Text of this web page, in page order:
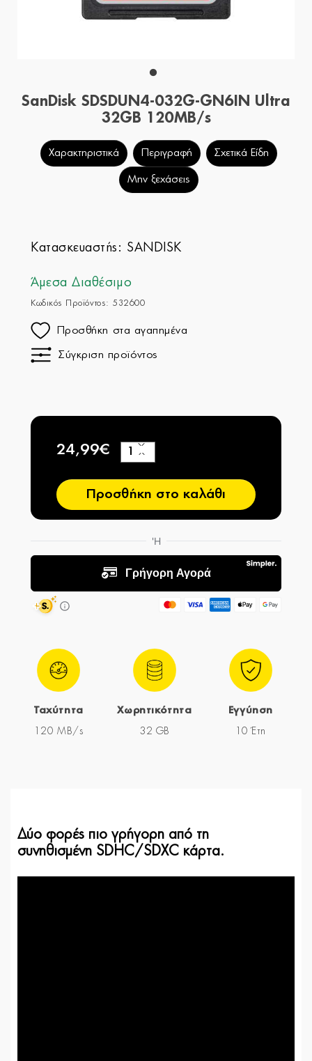
SanDisk SDSDUN4-032G-GN6IN Ultra
32GB 120MB/s
Χαρακτηριστικά Περιγραφή Σχετικά Είδη
Μην ξεχάσεις
Κατασκευαστής: SANDISK
Άμεσα Διαθέσιμο
Κωδικός Προϊόντος: 532600
Προσθήκη στα αγαπημένα
Σύγκριση προϊόντος
24,99€
−
+
Προσθήκη στο καλάθι
Ταχύτητα
120 MB/s
Χωρητικότητα
32 GB
Εγγύηση
10 Έτη
Δύο φορές πιο γρήγορη από τη
συνηθισμένη SDHC/SDXC κάρτα.